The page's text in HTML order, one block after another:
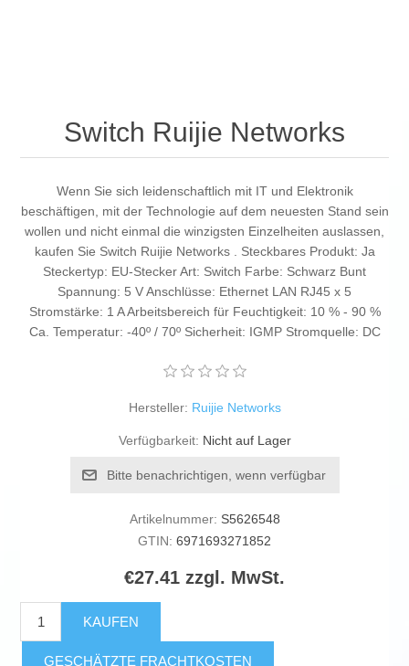
Switch Ruijie Networks
Wenn Sie sich leidenschaftlich mit IT und Elektronik
beschäftigen, mit der Technologie auf dem neuesten Stand sein
wollen und nicht einmal die winzigsten Einzelheiten auslassen,
kaufen Sie Switch Ruijie Networks . Steckbares Produkt: Ja
Steckertyp: EU-Stecker Art: Switch Farbe: Schwarz Bunt
Spannung: 5 V Anschlüsse: Ethernet LAN RJ45 x 5
Stromstärke: 1 A Arbeitsbereich für Feuchtigkeit: 10 % - 90 %
Ca. Temperatur: -40º / 70º Sicherheit: IGMP Stromquelle: DC
Hersteller: Ruijie Networks
Verfügbarkeit: Nicht auf Lager
Bitte benachrichtigen, wenn verfügbar
Artikelnummer: S5626548
GTIN: 6971693271852
€27.41 zzgl. MwSt.
KAUFEN
GESCHÄTZTE FRACHTKOSTEN